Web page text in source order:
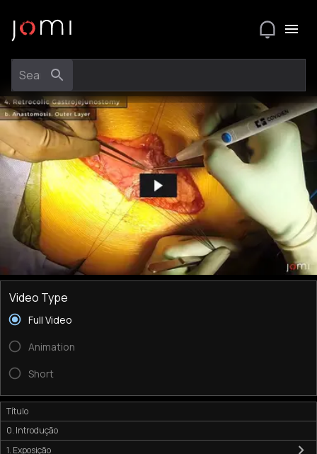
Video Type
Full Video
Animation
Short
Título
0. Introdução
1. Exposição